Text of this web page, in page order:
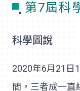
第7屆科
科學圖說
2020年6月21日
間，三者成一直